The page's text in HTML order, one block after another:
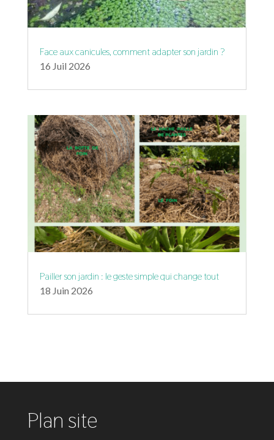
Face aux canicules, comment adapter son jardin ?
16 Juil 2026
Pailler son jardin : le geste simple qui change tout
18 Juin 2026
Plan site